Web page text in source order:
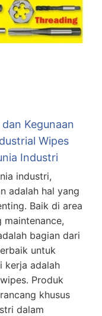
Kegunaan
Wipes
Industri
industri,
adalah hal yang
Baik di area
maintenance,
bagian dari
untuk
kerja adalah
Produk
khusus
dalam